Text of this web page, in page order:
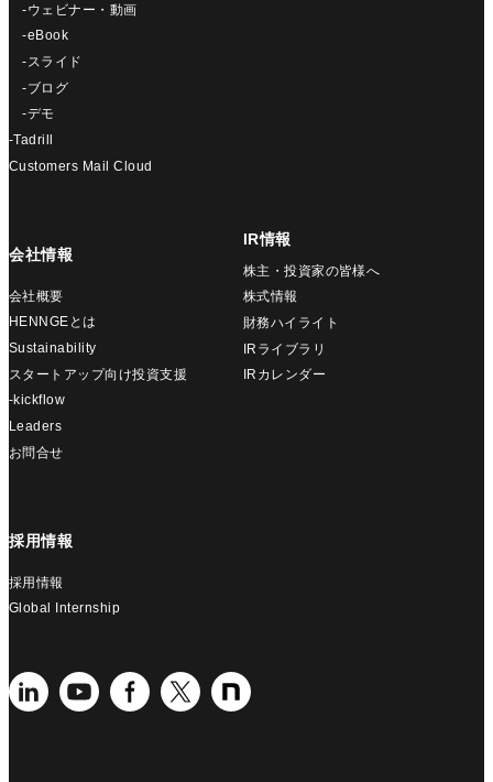
-ウェビナー・動画
-eBook
-スライド
-ブログ
-デモ
-Tadrill
Customers Mail Cloud
会社情報
会社概要
HENNGEとは
Sustainability
スタートアップ向け投資支援
-kickflow
Leaders
お問合せ
IR情報
株主・投資家の皆様へ
株式情報
財務ハイライト
IRライブラリ
IRカレンダー
採用情報
採用情報
Global Internship